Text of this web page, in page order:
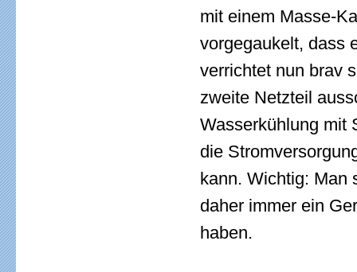
mit einem Masse-
vorgegaukelt, dass
verrichtet nun brav
zweite Netzteil
Wasserkühlung mit
die
kann. Wichtig: Man
daher immer ein
haben.